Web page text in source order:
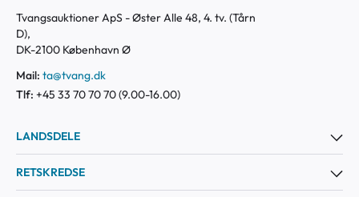
Tvangsauktioner ApS - Øster Alle 48, 4. tv. (Tårn
D),
DK-2100 København Ø
Mail: ta@tvang.dk
Tlf: +45 33 70 70 70 (9.00-16.00)
LANDSDELE
RETSKREDSE